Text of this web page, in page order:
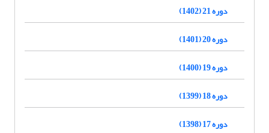
دوره 21 (1402)
دوره 20 (1401)
دوره 19 (1400)
دوره 18 (1399)
دوره 17 (1398)